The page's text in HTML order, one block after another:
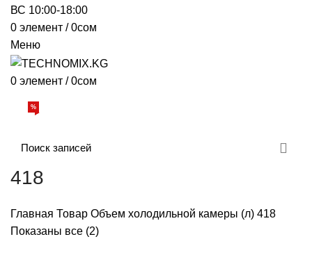
ВС 10:00-18:00
0 элемент / 0сом
Меню
0 элемент / 0сом
АКЦИИ
%
418
Главная Товар Объем холодильной камеры (л) 418
Показаны все (2)